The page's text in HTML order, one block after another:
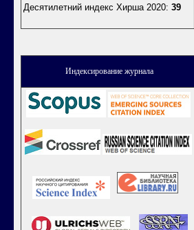
Десятилетний индекс Хирша 2020: 39
Индексирование журнала